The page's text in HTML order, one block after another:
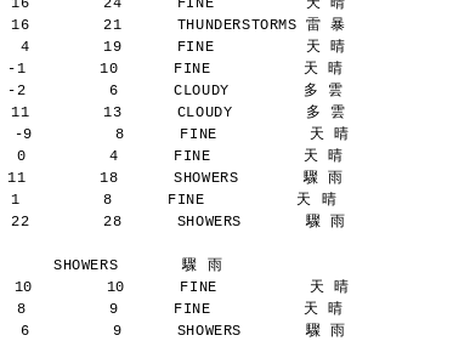
16        24      FINE          天 晴
21      THUNDERSTORMS 雷 暴
4        19      FINE          天 晴
-1        10      FINE          天 晴
-2         6      CLOUDY        多 雲
13      CLOUDY        多 雲
-9         8      FINE          天 晴
0         4      FINE          天 晴
11        18      SHOWERS       驟 雨
1         8      FINE          天 晴
22        28      SHOWERS       驟 雨
SHOWERS       驟 雨
10        10      FINE          天 晴
8         9      FINE          天 晴
6         9      SHOWERS       驟 雨